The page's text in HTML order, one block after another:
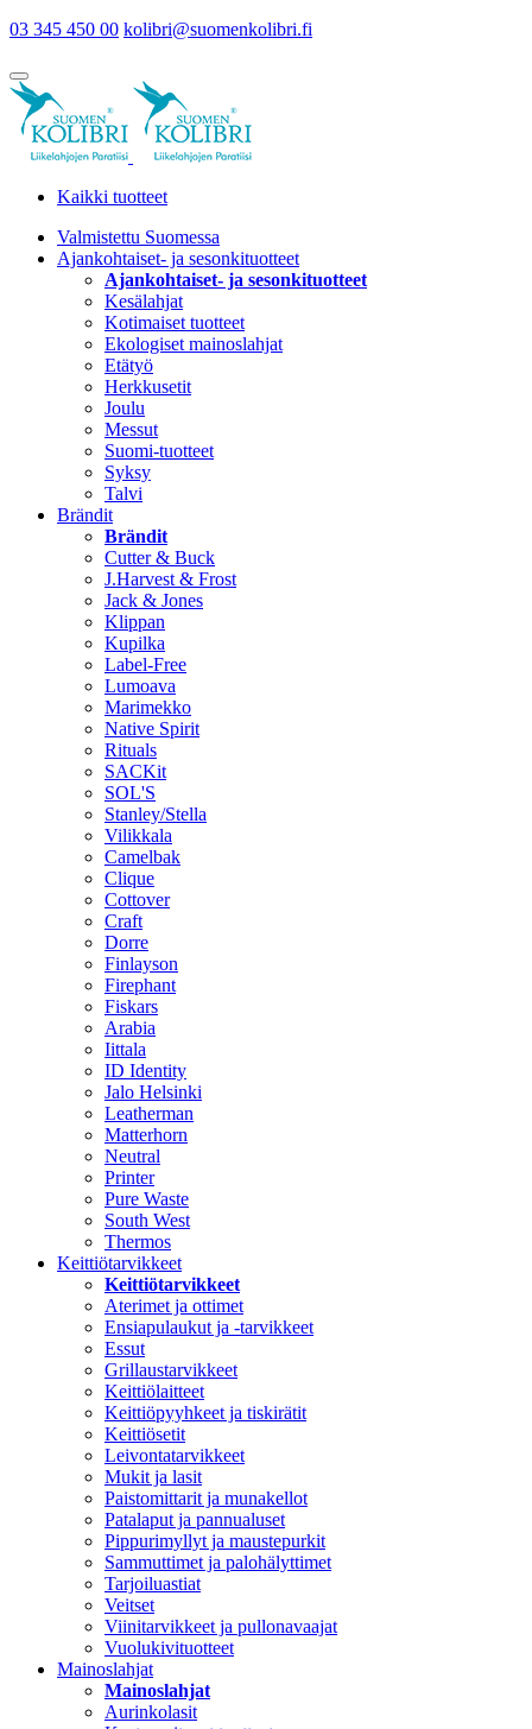
03 345 450 00 kolibri@suomenkolibri.fi
Kaikki tuotteet
Valmistettu Suomessa
Ajankohtaiset- ja sesonkituotteet
Ajankohtaiset- ja sesonkituotteet
Kesälahjat
Kotimaiset tuotteet
Ekologiset mainoslahjat
Etätyö
Herkkusetit
Joulu
Messut
Suomi-tuotteet
Syksy
Talvi
Brändit
Brändit
Cutter & Buck
J.Harvest & Frost
Jack & Jones
Klippan
Kupilka
Label-Free
Lumoava
Marimekko
Native Spirit
Rituals
SACKit
SOL'S
Stanley/Stella
Vilikkala
Camelbak
Clique
Cottover
Craft
Dorre
Finlayson
Firephant
Fiskars
Arabia
Iittala
ID Identity
Jalo Helsinki
Leatherman
Matterhorn
Neutral
Printer
Pure Waste
South West
Thermos
Keittiötarvikkeet
Keittiötarvikkeet
Aterimet ja ottimet
Ensiapulaukut ja -tarvikkeet
Essut
Grillaustarvikkeet
Keittiölaitteet
Keittiöpyyhkeet ja tiskirätit
Keittiösetit
Leivontatarvikkeet
Mukit ja lasit
Paistomittarit ja munakellot
Patalaput ja pannualuset
Pippurimyllyt ja maustepurkit
Sammuttimet ja palohälyttimet
Tarjoiluastiat
Veitset
Viinitarvikkeet ja pullonavaajat
Vuolukivituotteet
Mainoslahjat
Mainoslahjat
Aurinkolasit